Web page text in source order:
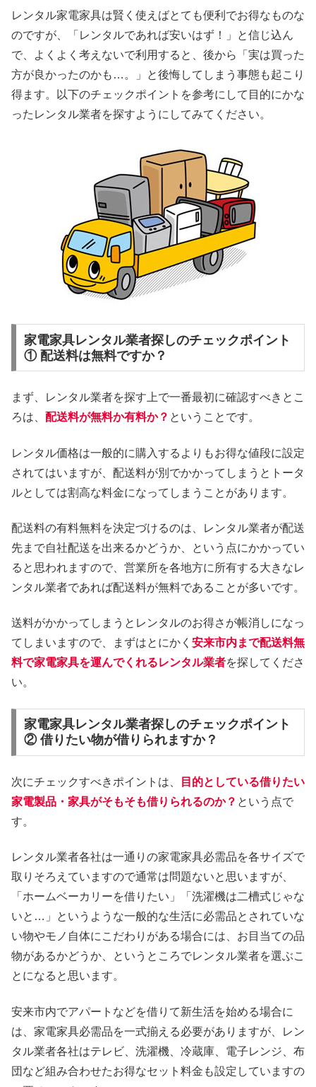
レンタル家電家具は賢く使えばとても便利でお得なものな
のですが、「レンタルであれば安いはず！」と信じ込ん
で、よくよく考えないで利用すると、後から「実は買った
方が良かったのかも…。」と後悔してしまう事態も起こり
得ます。以下のチェックポイントを参考にして目的にかな
ったレンタル業者を探すようにしてみてください。
家電家具レンタル業者探しのチェックポイント
① 配送料は無料ですか？
まず、レンタル業者を探す上で一番最初に確認すべきとこ
ろは、 配送料が無料か有料か？ ということです。
レンタル価格は一般的に購入するよりもお得な値段に設定
されてはいますが、配送料が別でかかってしまうとトータ
ルとしては割高な料金になってしまうことがあります。
配送料の有料無料を決定づけるのは、レンタル業者が配送
先まで自社配送を出来るかどうか、という点にかかってい
ると思われますので、営業所を各地方に所有する大きなレ
ンタル業者であれば配送料が無料であることが多いです。
送料がかかってしまうとレンタルのお得さが帳消しになっ
てしまいますので、まずはとにかく 安来市内まで配送料無
料で家電家具を運んでくれるレンタル業者を探してくださ
い。
家電家具レンタル業者探しのチェックポイント
② 借りたい物が借りられますか？
次にチェックすべきポイントは、
目的としている借りたい
家電製品・家具がそもそも借りられるのか？ という点で
す。
レンタル業者各社は一通りの家電家具必需品を各サイズで
取りそろえていますので通常は問題ないと思いますが、
「ホームベーカリーを借りたい」「洗濯機は二槽式じゃな
いと…」というような一般的な生活に必需品とされていな
い物やモノ自体にこだわりがある場合には、お目当ての品
物があるかどうか、というところでレンタル業者を選ぶこ
とになると思います。
安来市内でアパートなどを借りて新生活を始める場合に
は、家電家具必需品を一式揃える必要がありますが、レン
タル業者各社はテレビ、洗濯機、冷蔵庫、電子レンジ、布
団など組み合わせたお得なセット料金も設定していますの